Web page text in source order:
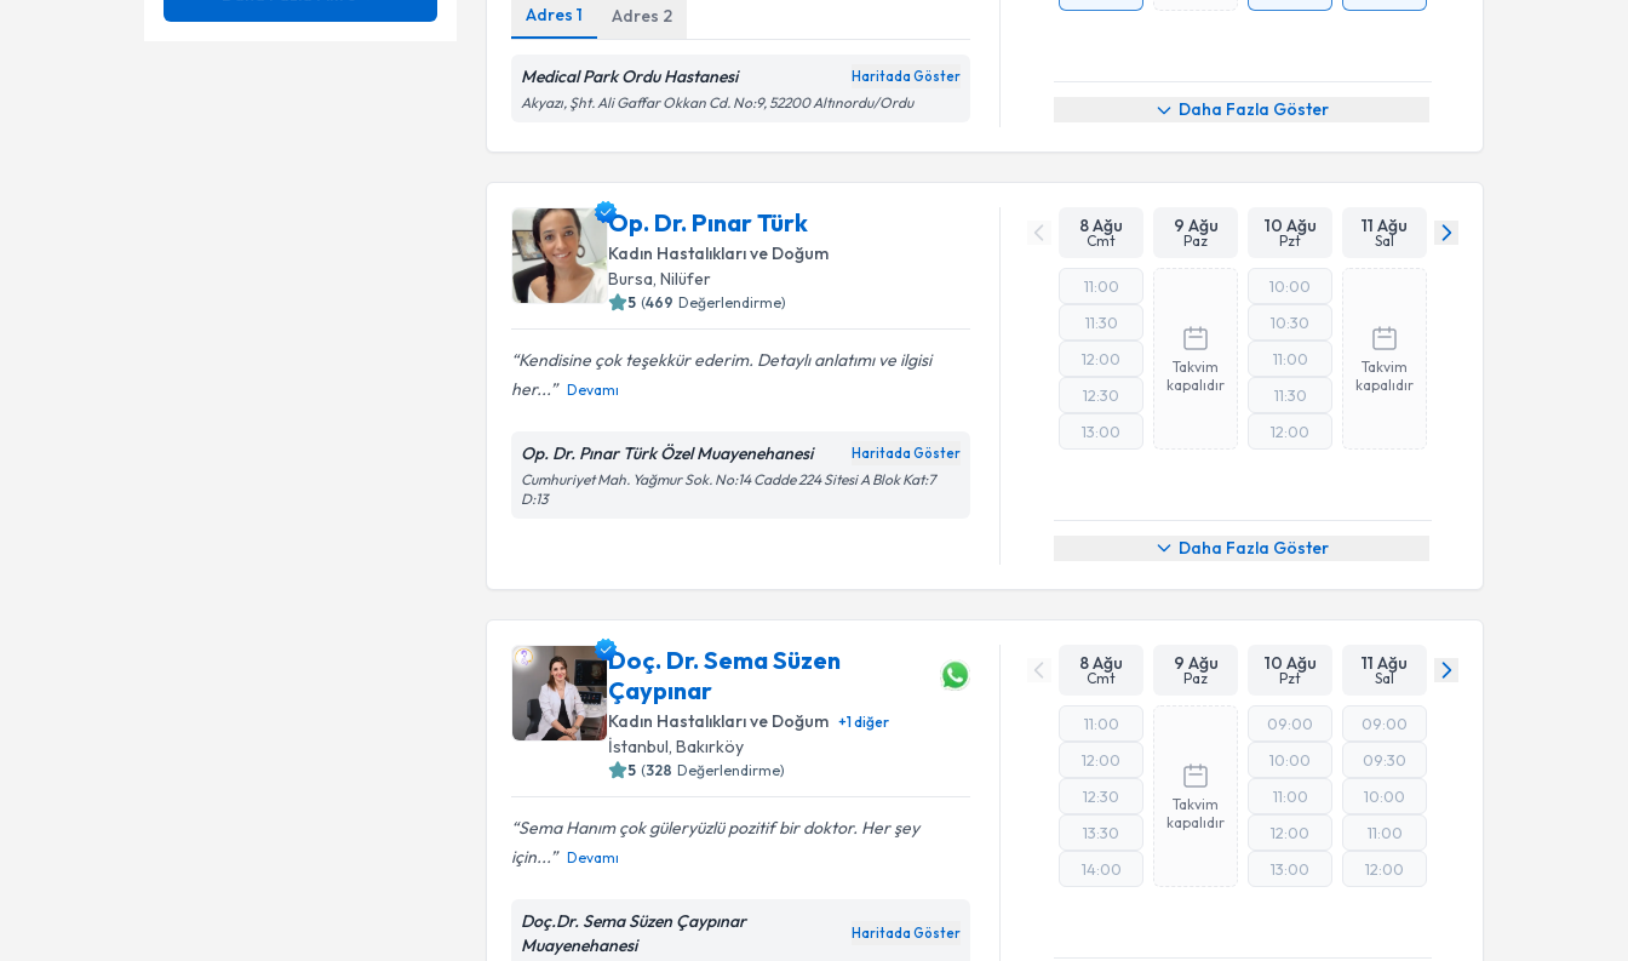
Adres1 Adres 2
Medical Park Ordu Hastanesi Haritada Göster
Akyazı, Şht. Ali Gaffar Okkan Cd. No:9, 52200 Altınordu/Ordu Daha Fazla Göster
Op. Dr. Pınar Türk
Kadın Hastalıkları ve Doğum
Bursa , Nilüfer
5 (469 Değerlendirme)
Kendisine çok teşekkür ederim. Detaylı anlatımı ve ilgisi
her...
Devamı
Op. Dr. Pınar Türk Özel Muayenehanesi Haritada Göster
Cumhuriyet Mah. Yağmur Sok. No:14 Cadde 224 Sitesi A Blok Kat:7
D:13
8 Ağu
Cmt
9 Ağu
Paz
10 Ağu
Pzt
11 Ağu
Sal
11:00
11:30
12:00
12:30
13:00
Takvim
kapalıdır
10:00
10:30
11:00
11:30
12:00
Takvim
kapalıdır
Daha Fazla Göster
Doç. Dr. Sema Süzen
Çaypınar
Kadın Hastalıkları ve Doğum +1diğer
İstanbul, Bakırköy
5 (328 Değerlendirme)
Sema Hanım çok güleryüzlü pozitif bir doktor. Her şey
için...
Devamı
Doç.Dr. Sema Süzen Çaypınar
Muayenehanesi
Haritada Göster
8 Ağu
Cmt
9 Ağu
Paz
10 Ağu
Pzt
11 Ağu
Sal
11:00
12:00
12:30
13:30
14:00
Takvim
kapalıdır
09:00
10:00
11:00
12:00
13:00
09:00
09:30
10:00
11:00
12:00